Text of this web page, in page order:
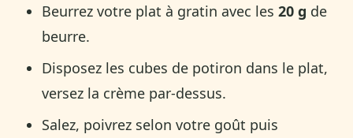
Beurrez votre plat à gratin avec les20 g de
beurre.
Disposez les cubes de potiron dans le plat,
versez la crème par-dessus.
Salez, poivrez selon votre goût puis